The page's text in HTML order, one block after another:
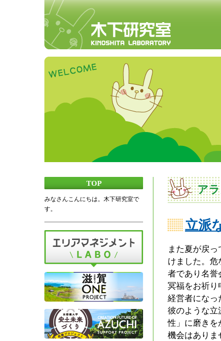
TOP
みなさんこんにちは。木下研究室で
す。
ア
立派
また夏が戻
けました。
者であり名誉
冥福をお祈り
経営者になっ
彼のような立
性」に磨きを
機会はありま